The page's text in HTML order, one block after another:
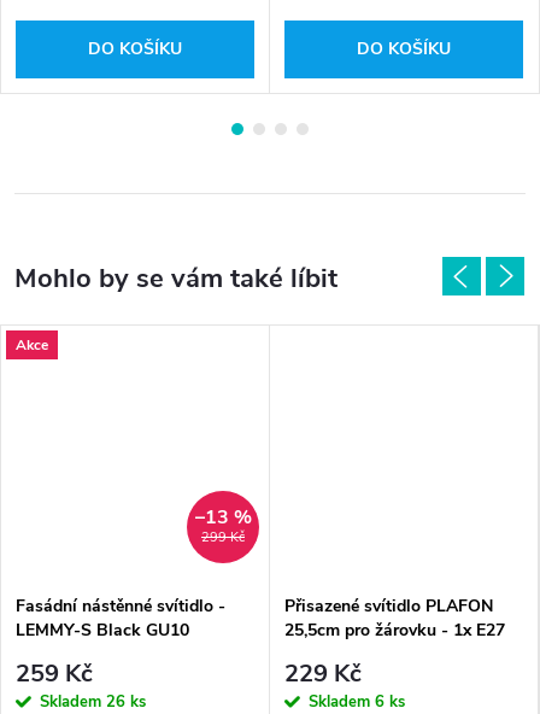
DO KOŠÍKU DO KOŠÍKU
Akce
299 Kč
–13 %
Fasádní nástěnné svítidlo -
LEMMY-S Black GU10
259 Kč
Skladem 26 ks
Přisazené svítidlo PLAFON
25,5cm pro žárovku - 1x E27
229 Kč
Skladem 6 ks